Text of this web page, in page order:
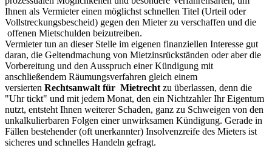
Ihnen als Vermieter einen möglichst schnellen Titel (Urteil oder
Vollstreckungsbescheid) gegen den Mieter zu verschaffen und die
offenen Mietschulden beizutreiben.
Vermieter tun an dieser Stelle im eigenen finanziellen Interesse gut
daran, die Geltendmachung von Mietzinsrückständen oder aber die
Vorbereitung und den Ausspruch einer Kündigung mit
anschließendem Räumungsverfahren gleich einem
versierten Rechtsanwalt für Mietrecht zu überlassen, denn die
"Uhr tickt" und mit jedem Monat, den ein Nichtzahler Ihr Eigentum
nutzt, entsteht Ihnen weiterer Schaden, ganz zu Schweigen von den
unkalkulierbaren Folgen einer unwirksamen Kündigung. Gerade in
Fällen bestehender (oft unerkannter) Insolvenzreife des Mieters ist
sicheres und schnelles Handeln gefragt.